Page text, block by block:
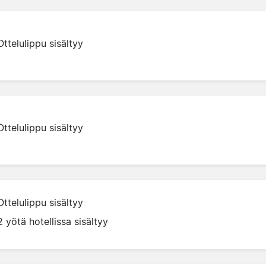
sisältyy
sisältyy
sisältyy
yötä hotellissa sisältyy